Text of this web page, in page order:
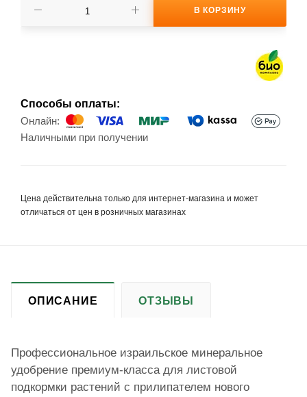
В КОРЗИНУ
Способы оплаты:
Онлайн:
Наличными при получении
Цена действительна только для интернет-магазина и может
отличаться от цен в розничных магазинах
ОПИСАНИЕ ОТЗЫВЫ
Профессиональное израильское минеральное
удобрение премиум-класса для листовой
подкормки растений с прилипателем нового